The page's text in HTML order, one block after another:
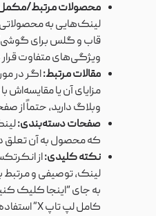
محصولات مرتبط/
لینک‌هایی به
قاب و گلس برای گوشی)
ویژگی‌های متفاوت
مقالات مرتبط:اگر در
مزایای آن یا مقایسه‌اش
وبلاگ دارید، حتماً از
صفحات دسته‌بندی:
که محصول به آن تعلق
نکته کلیدی:
لینک، توصیفی و مرتبط
به جای “اینجا کلیک
کامل لپ تاپ X” استفاده نمایید.